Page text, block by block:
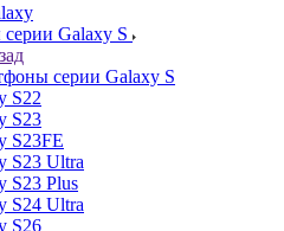
Galaxy S
серии Galaxy S
S22
S23
S23FE
S23 Ultra
S23 Plus
S24 Ultra
S26